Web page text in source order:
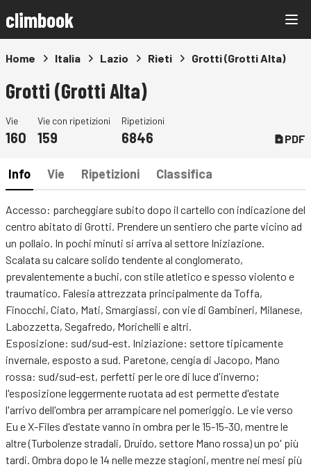
climbook
Home Italia Lazio Rieti Grotti (Grotti Alta)
Grotti (Grotti Alta)
Vie
160
Vie con ripetizioni
159
Ripetizioni
6846 PDF
Info Vie Ripetizioni Classifica
Accesso: parcheggiare subito dopo il cartello con indicazione del
centro abitato di Grotti. Prendere un sentiero che parte vicino ad
un pollaio. In pochi minuti si arriva al settore Iniziazione.
Scalata su calcare solido tendente al conglomerato,
prevalentemente a buchi, con stile atletico e spesso violento e
traumatico. Falesia attrezzata principalmente da Toffa,
Finocchi, Ciato, Mati, Smargiassi, con vie di Gambineri, Milanese,
Labozzetta, Segafredo, Morichelli e altri.
Esposizione: sud/sud-est. Iniziazione: settore tipicamente
invernale, esposto a sud. Paretone, cengia di Jacopo, Mano
rossa: sud/sud-est, perfetti per le ore di luce d'inverno;
l'esposizione leggermente ruotata ad est permette d'estate
l'arrivo dell'ombra per arrampicare nel pomeriggio. Le vie verso
Eu e X-Files d'estate vanno in ombra per le 15-15-30, mentre le
altre (Turbolenze stradali, Druido, settore Mano rossa) un po' più
tardi. Ombra dopo le 14 nelle mezze stagioni, mentre nei mesi più